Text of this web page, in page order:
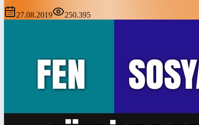
27.08.2019 250.395